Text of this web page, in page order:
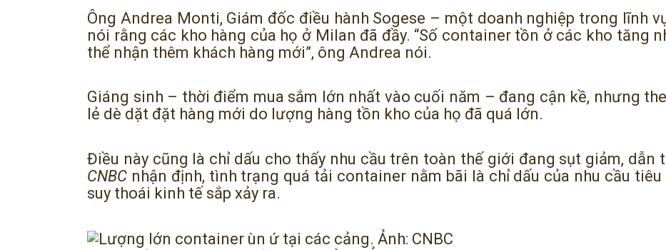
Ông Andrea Monti, Giám đốc điều hành Sogese – một doanh nghiệp trong lĩnh
nói rằng các kho hàng của họ ở Milan đã đầy. “Số container tồn ở các kho tăng
thể nhận thêm khách hàng mới”, ông Andrea nói.
Giáng sinh – thời điểm mua sắm lớn nhất vào cuối năm – đang cận kề, nhưng
lẻ dè dặt đặt hàng mới do lượng hàng tồn kho của họ đã quá lớn.
Điều này cũng là chỉ dấu cho thấy nhu cầu trên toàn thế giới đang sụt giảm, dẫn
CNBC nhận định, tình trạng quá tải container nằm bãi là chỉ dấu của nhu cầu
suy thoái kinh tế sắp xảy ra.